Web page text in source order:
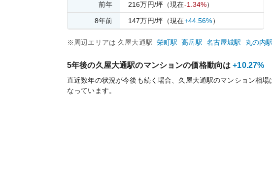
前年 216万円/坪 （現在-1.34%）
8年前 147万円/坪 （現在+44.56%）
※周辺エリアは 久屋大通駅 栄町駅 高岳駅 名古屋城駅 丸の内駅
5年後の久屋大通駅のマンションの価格動向は +10.27%
直近数年の状況が今後も続く場合、 久屋大通駅のマンション相場
なっています。